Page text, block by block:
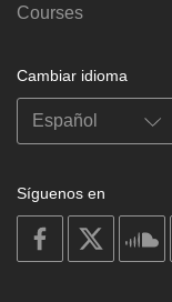
Courses
Cambiar idioma
Síguenos en
on
facebook